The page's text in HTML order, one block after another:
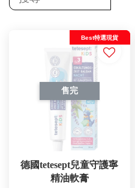
售完
Best特選現貨
德國tetesept兒童守護寧
精油軟膏